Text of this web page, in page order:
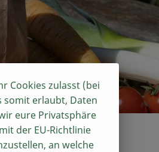
Cookies zulasst (bei
somit erlaubt, Daten
eure Privatsphäre
der EU-Richtlinie
an welche